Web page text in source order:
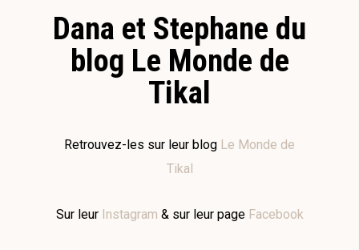
Dana et Stephane du
blog Le Monde de
Tikal
Retrouvez-les sur leur blog Le Monde de
Tikal
Sur leur Instagram & sur leur page Facebook